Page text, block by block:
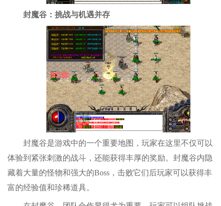
封魔谷：挑战与机遇并存
封魔谷是游戏中的一个重要地图，玩家在这里不仅可以
体验到紧张刺激的战斗，还能获得丰厚的奖励。封魔谷内隐
藏着大量的怪物和强大的Boss，击败它们后玩家可以获得丰
富的经验值和珍稀道具。